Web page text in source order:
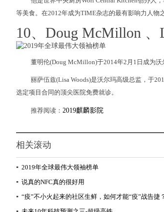
等美食。在2012年成为TIME杂志的最有影响力人物之
10、Doug McMillon 、
董明伦(Doug McMillon)于2014年2月1日成为
丽萨伍兹(Lisa Woods)是沃尔玛高级总监，于
选定项目合同的顶尖医院免费就诊。
推荐阅读： 2019麒麟影院
相关滚动
▪ 2019年全球最伟大领袖榜单
▪ 说真的NFC真的很好用
▪ “疫”不小火起来的社区生鲜，如何才能“疫”战告捷